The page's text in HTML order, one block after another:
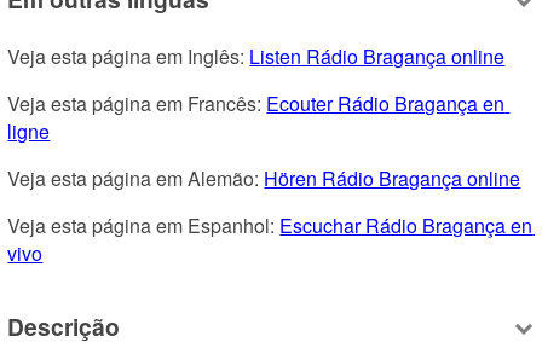
Veja esta página em Inglês: Listen Rádio Bragança online
Veja esta página em Francês: Ecouter Rádio Bragança en
ligne
Veja esta página em Alemão: Hören Rádio Bragança online
Veja esta página em Espanhol: Escuchar Rádio Bragança en
vivo
Descrição